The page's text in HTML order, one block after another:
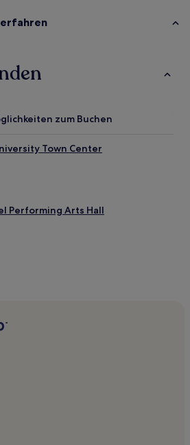
zum Buchen
Town Center
Performing Arts Hall
of Sarasota
Golf and Country Club
Hospital